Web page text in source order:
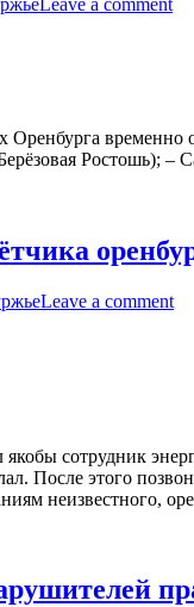
Оренбурга
Ростошь); –
Leave a comment
сотрудник
После этого
неизвестного,